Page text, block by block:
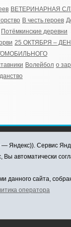
ВЕТЕРИНАРНАЯ
В честь героев
Потёмкинские деревни
25 ОКТЯБРЯ –
Волейбол о
— Яндекс)). Сервис
автоматически
данного сайта,
оператора